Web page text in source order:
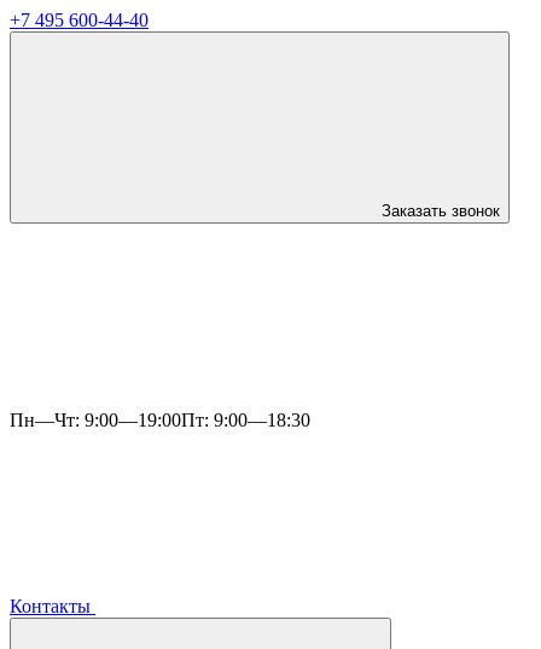
+7 495 600-44-40
Заказать звонок
Пн—Чт: 9:00—19:00Пт: 9:00—18:30
Контакты